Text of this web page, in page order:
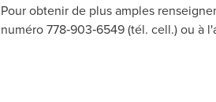
Pour obtenir de plus amples
numéro 778‑903‑6549 (tél. cell.) ou à